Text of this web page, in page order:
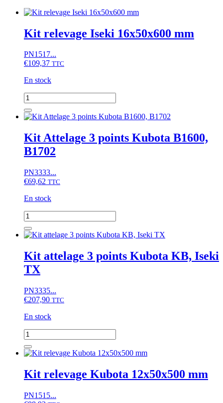
Kit relevage Iseki 16x50x600 mm
PN1517...
€109,37 TTC
En stock
quantité
de
Kit
Iseki
16x50x600
mm
Kit Attelage 3 points Kubota B1600,
B1702
PN3333...
€69,62 TTC
En stock
quantité
de
Kit
3
points
Kubota
B1600,
B1702
Kit attelage 3 points Kubota KB, Iseki
TX
PN3335...
€207,90 TTC
En stock
quantité
de
Kit
3
points
KB,
Kit relevage Kubota 12x50x500 mm
PN1515...